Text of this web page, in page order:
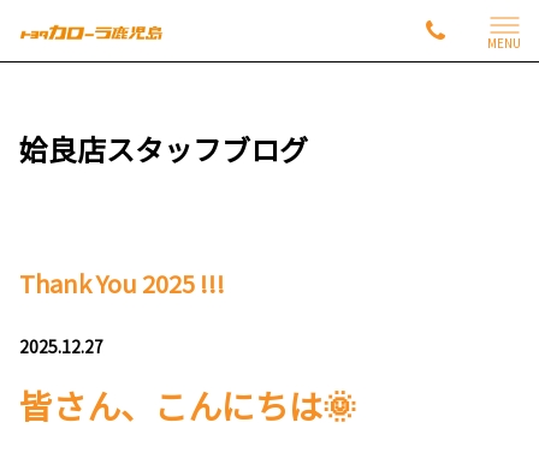
MENU
姶良店スタッフブログ
Thank You 2025 !!!
2025.12.27
皆さん、こんにちは🌞